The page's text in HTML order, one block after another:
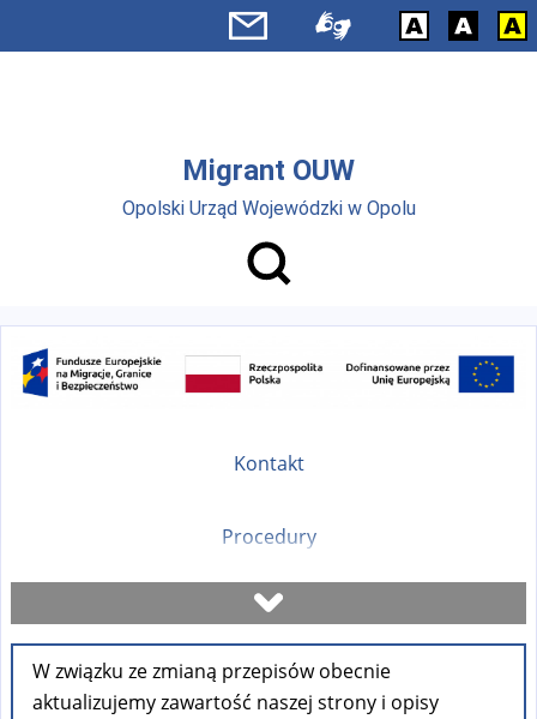
Przejdź do menu głównego
Migrant OUW
Opolski Urząd Wojewódzki w Opolu
Kontakt
Procedury
Umów się na wizytę
Sprawdź stan sprawy
W związku ze zmianą przepisów obecnie
aktualizujemy zawartość naszej strony i opisy